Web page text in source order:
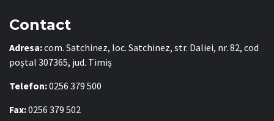
Contact
Adresa:com. Satchinez, loc. Satchinez, str. Daliei, nr. 82, cod
poștal 307365, jud. Timiș
Telefon:0256 379 500
Fax:0256 379 502